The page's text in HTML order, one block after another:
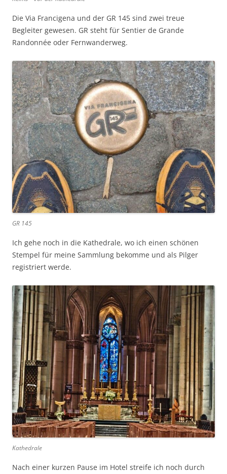
Die Via Francigena und der GR 145 sind zwei treue
Begleiter gewesen. GR steht für Sentier de Grande
Randonnée oder Fernwanderweg.
GR 145
Ich gehe noch in die Kathedrale, wo ich einen schönen
Stempel für meine Sammlung bekomme und als Pilger
registriert werde.
Kathedrale
Nach einer kurzen Pause im Hotel streife ich noch durch